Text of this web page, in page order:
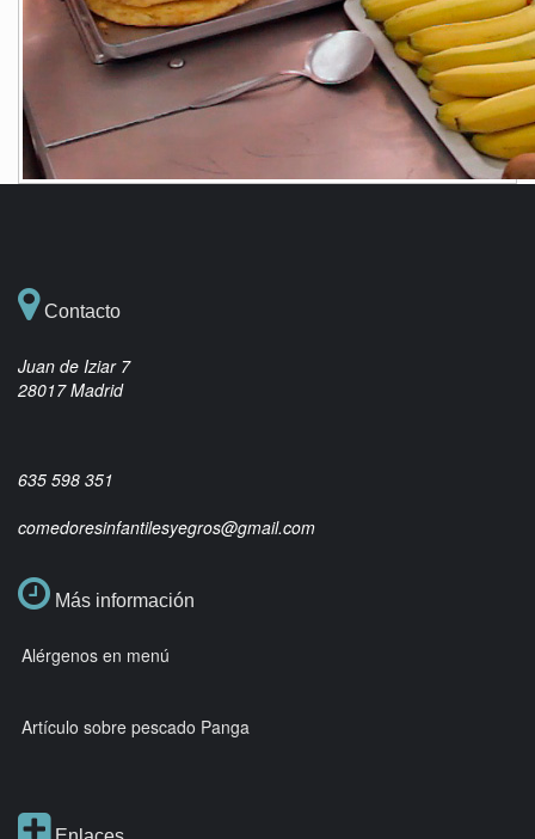
Contacto
Juan de Iziar 7
28017 Madrid
635 598 351
comedoresinfantilesyegros@gmail.com
Más información
Alérgenos en menú
Artículo sobre pescado Panga